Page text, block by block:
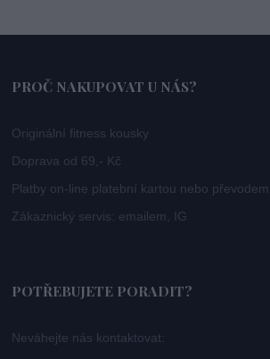
PROČ NAKUPOVAT U NÁS?
Originální fitness kousky
Doprava od 69,- Kč
Platby on-line platební kartou nebo převodem
Zákaznický servis: emailem, IG
POTŘEBUJETE PORADIT?
Neváhejte nás kontaktovat: